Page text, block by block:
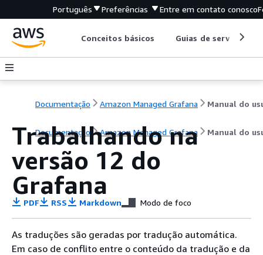
Português Preferências Entre em contato conosco
Conceitos básicos Guias de serviço
Documentação Amazon Managed Grafana
Documentação Amazon Managed Grafana Manual do
Trabalhando na
versão 12 do
Grafana
PDF RSS Markdown Modo de foco
As traduções são geradas por tradução automática.
Em caso de conflito entre o conteúdo da tradução e da